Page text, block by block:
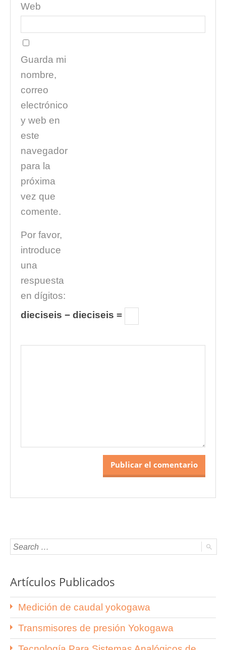
Web
Guarda mi
nombre,
correo
electrónico
y web en
este
navegador
para la
próxima
vez que
comente.
Por favor,
introduce
una
respuesta
en dígitos:
dieciseis − dieciseis =
Artículos Publicados
Medición de caudal yokogawa
Transmisores de presión Yokogawa